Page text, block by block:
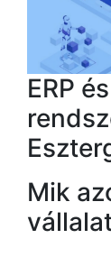
ERP
Mik